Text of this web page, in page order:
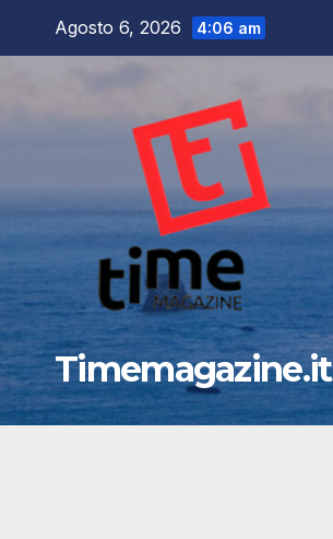
Agosto 6, 2026 4:06 am
Timemagazine.it